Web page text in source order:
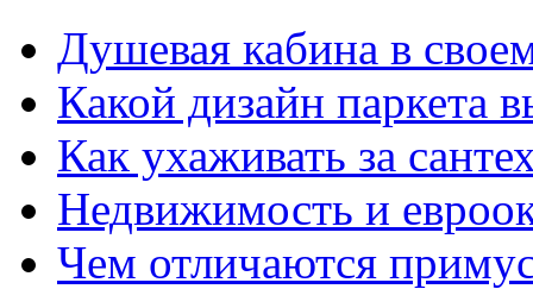
Душевая кабина в
Какой дизайн паркета
Как ухаживать за
Недвижимость и
Чем отличаются